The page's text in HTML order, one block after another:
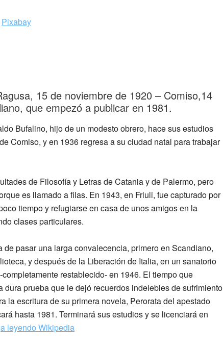
Pixabay
15 de noviembre de 1920 – Comiso,14
que empezó a publicar en 1981.
Bufalino, hijo de un modesto obrero, hace sus estudios
Comiso, y en 1936 regresa a su ciudad natal para trabajar
de Filosofía y Letras de Catania y de Palermo, pero
es llamado a filas. En 1943, en Friuli, fue capturado por
tiempo y refugiarse en casa de unos amigos en la
clases particulares.
pasar una larga convalecencia, primero en Scandiano,
y después de la Liberación de Italia, en un sanatorio
restablecido- en 1946. El tiempo que
dura prueba que le dejó recuerdos indelebles de sufrimiento
la escritura de su primera novela, Perorata del apestado
hasta 1981. Terminará sus estudios y se licenciará en
leyendo Wikipedia